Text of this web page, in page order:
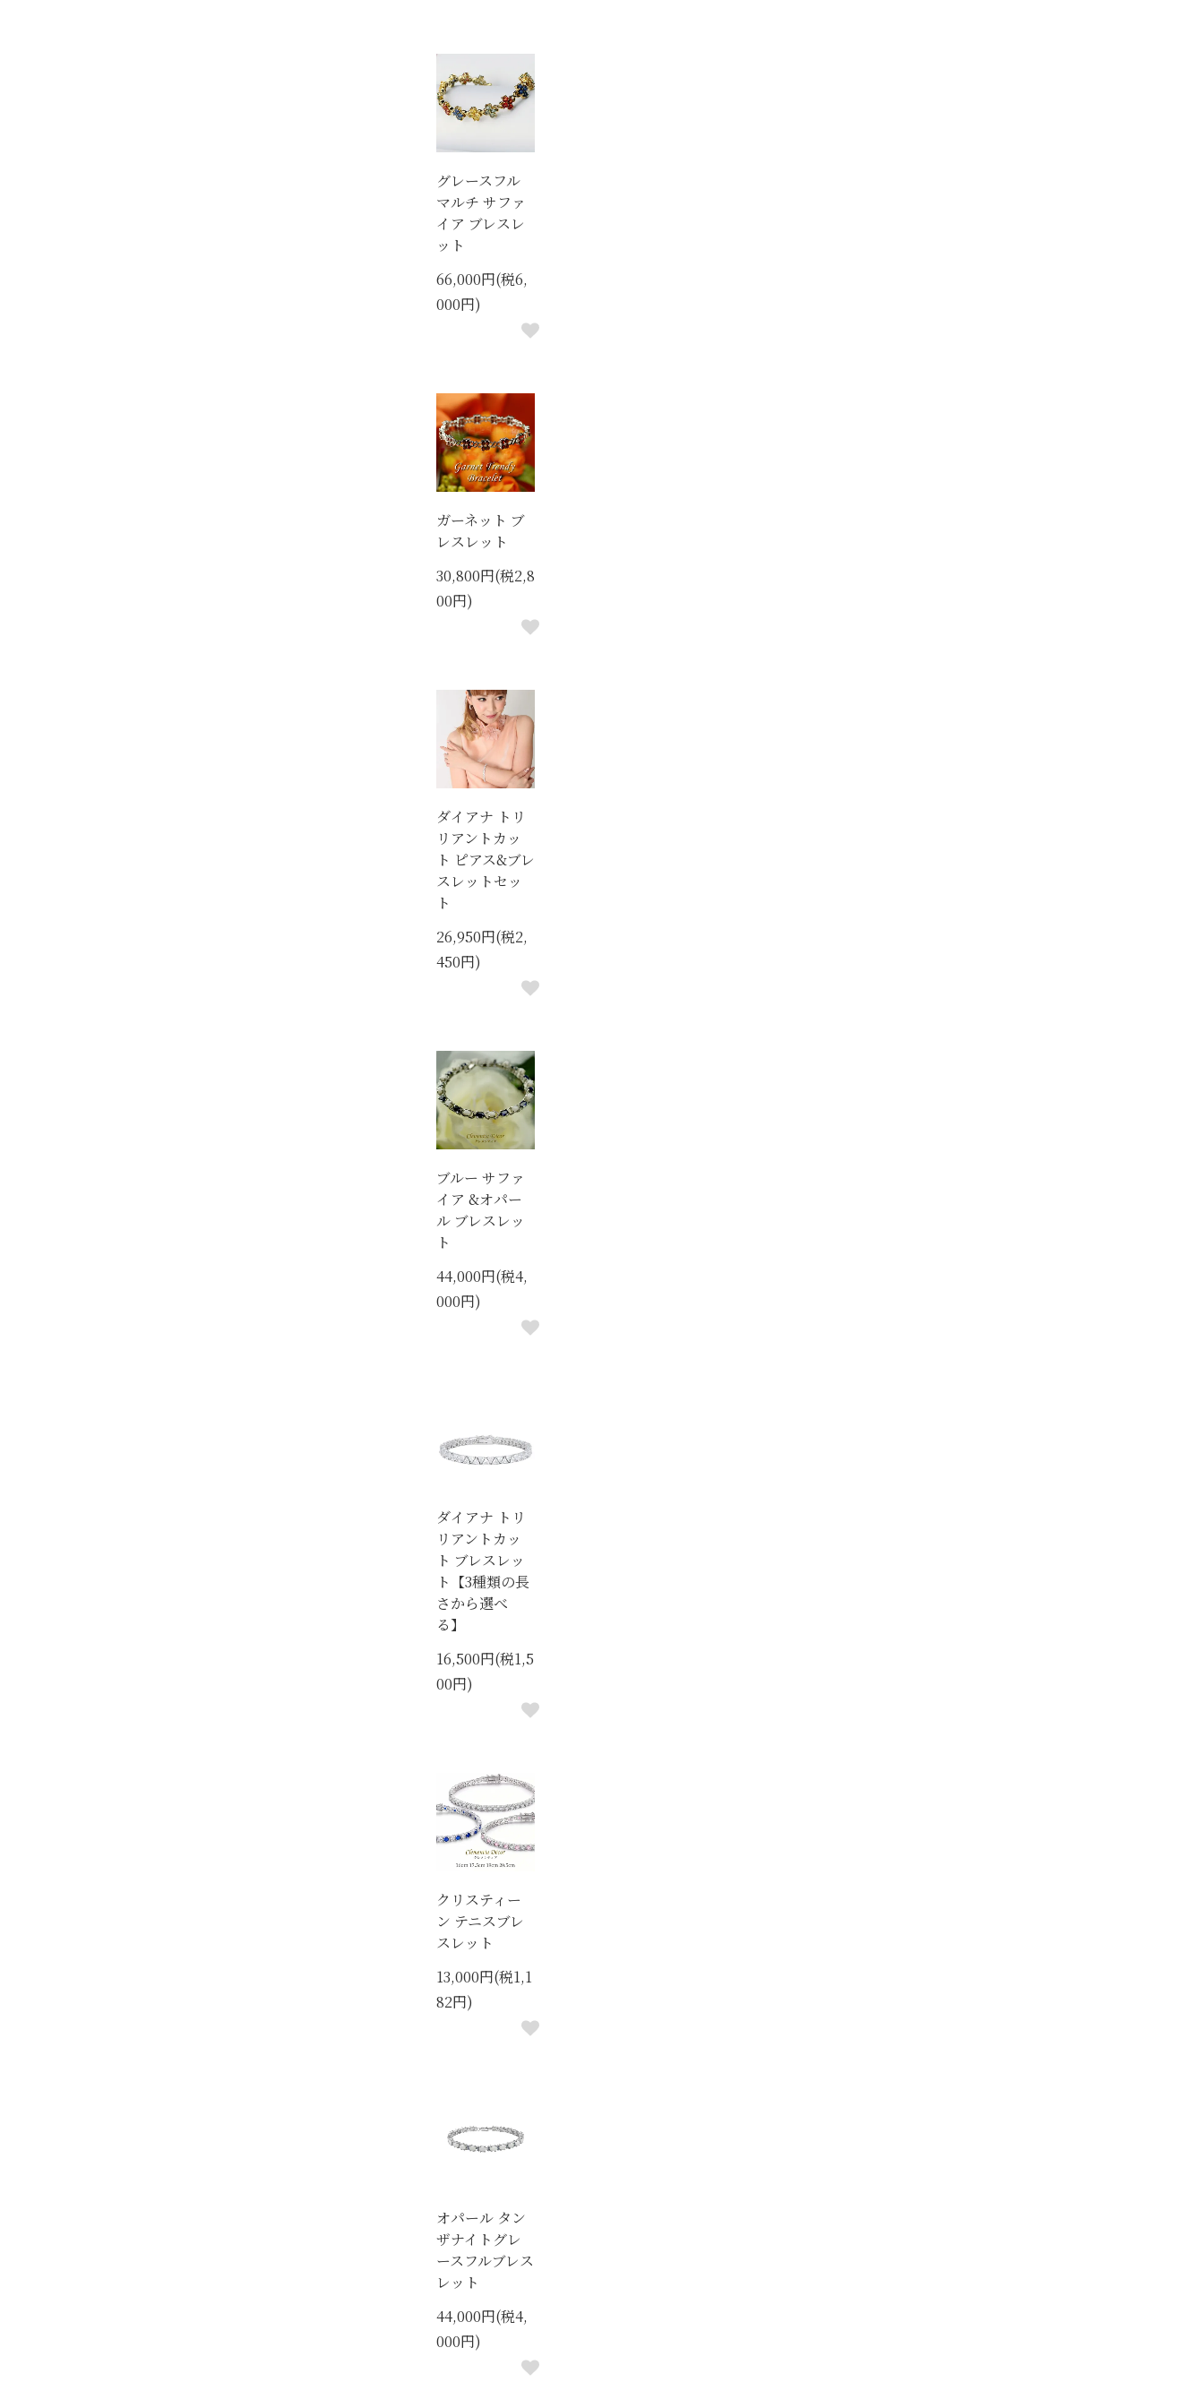
グレースフル
マルチ サファ
イア ブレスレ
ット
66,000円(税6,
000円)
ガーネット ブ
レスレット
30,800円(税2,8
00円)
ダイアナ トリ
リアントカッ
ト ピアス&ブレ
スレットセッ
ト
26,950円(税2,
450円)
ブルー サファ
イア &オパー
ル ブレスレッ
ト
44,000円(税4,
000円)
ダイアナ トリ
リアントカッ
ト ブレスレッ
ト【3種類の長
さから選べ
る】
16,500円(税1,5
00円)
クリスティー
ン テニスブレ
スレット
13,000円(税1,1
82円)
オパール タン
ザナイトグレ
ースフルブレス
レット
44,000円(税4,
000円)